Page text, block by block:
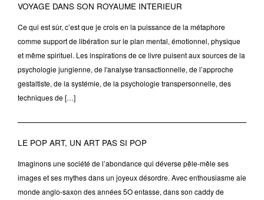
VOYAGE DANS SON ROYAUME INTERIEUR
Ce qui est sûr, c’est que je crois en la puissance de la métaphore
comme support de libération sur le plan mental, émotionnel, physique
et même spirituel. Les inspirations de ce livre puisent aux sources de la
psychologie jungienne, de l'analyse transactionnelle, de l’approche
gestaltiste, de la systémie, de la psychologie transpersonnelle, des
techniques de […]
LE POP ART, UN ART PAS SI POP
Imaginons une société de l’abondance qui déverse pêle-mêle ses
images et ses mythes dans un joyeux désordre. Avec enthousiasme ale
monde anglo-saxon des années 5O entasse, dans son caddy de